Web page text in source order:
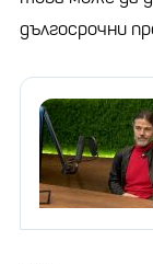
дългосрочни